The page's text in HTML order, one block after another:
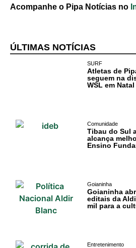
Comércio e
Turismo
Entretenimento
Acompanhe o Pipa Notícias no
ÚLTIMAS NOTÍCIAS
SURF
Atletas de
seguem na
WSL em Natal
Comunidade
Tibau do Sul
alcança
Ensino
Goianinha
Goianinha
editais da
mil para a
Entretenimento